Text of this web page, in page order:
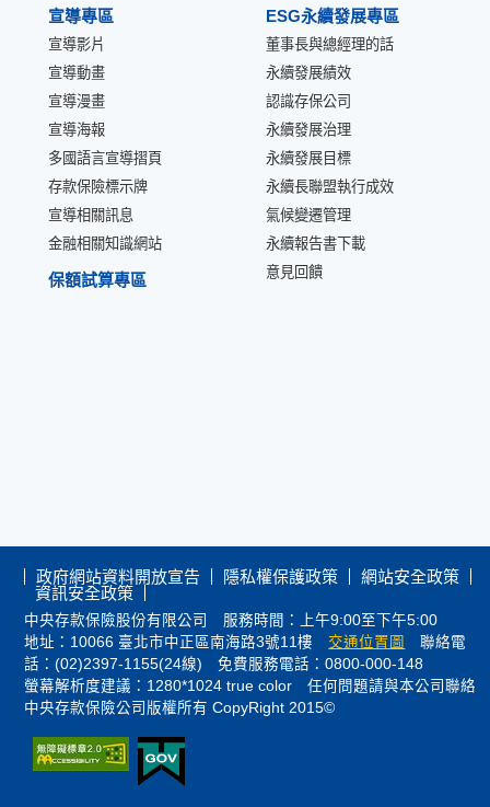
宣導專區
宣導影片
宣導動畫
宣導漫畫
宣導海報
多國語言宣導摺頁
存款保險標示牌
宣導相關訊息
金融相關知識網站
ESG永續發展專區
董事長與總經理的話
永續發展績效
認識存保公司
永續發展治理
永續發展目標
永續長聯盟執行成效
氣候變遷管理
永續報告書下載
意見回饋
保額試算專區
政府網站資料開放宣告 隱私權保護政策
網站安全政策
資訊安全政策
中央存款保險股份有限公司 服務時間：上午9:00至下午5:00
地址：10066 臺北市中正區南海路3號11樓
交通位置圖
聯絡電
話：(02)2397-1155(24線) 免費服務電話：0800-000-148
螢幕解析度建議：1280*1024 true color 任何問題請與本公司聯絡
中央存款保險公司版權所有 CopyRight 2015©